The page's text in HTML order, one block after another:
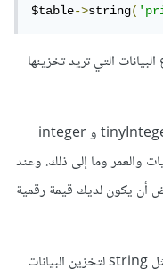
$table->string(
التي تريد تخزينها
عادةً ما يتم استخدام الأنواع الرقمية مثل tinyInteger و integer
والعمر وما إلى ذلك. وعند
أن يكون لديك قيمة رقمية
على الجانب الآخر، تستخدم الأنواع النصية مثل string لتخزين البيانات